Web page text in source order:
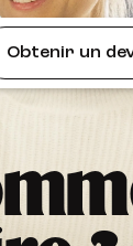
Obtenir un